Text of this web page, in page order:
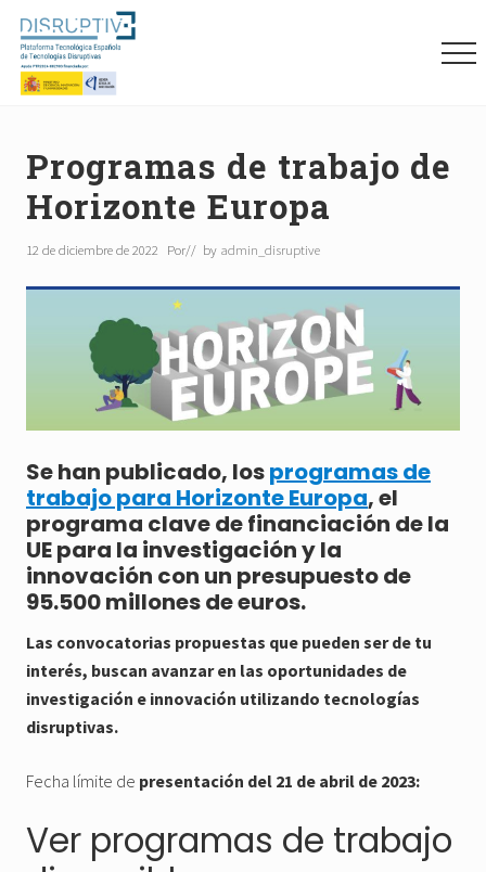
Menu
Skip
main
content
Skip
primary
sidebar
Skip
footer
Programas de trabajo de
Horizonte Europa
12 de diciembre de 2022 Por// by admin_disruptive
Se han publicado, losprogramas de
trabajo para Horizonte Europa, el
programa clave de financiación de la
UE para la investigación y la
innovación con un presupuesto de
95.500 millones de euros.
Las convocatorias propuestas que pueden ser de tu
interés, buscan avanzar en las oportunidades de
investigación e innovación utilizando tecnologías
disruptivas.
Fecha límite de presentación del 21 de abril de 2023:
Ver programas de trabajo